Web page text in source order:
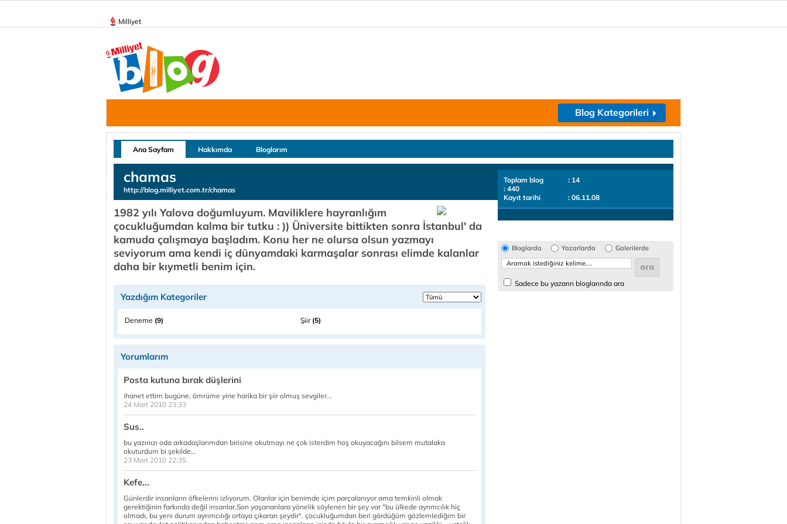
Milliyet
Blog Kategorileri
Ana Sayfam Hakkımda Bloglarım
chamas
http://blog.milliyet.com.tr/chamas
1982 yılı Yalova doğumluyum. Maviliklere hayranlığım
çocukluğumdan kalma bir tutku : )) Üniversite bittikten sonra İstanbul' da
kamuda çalışmaya başladım. Konu her ne olursa olsun yazmayı
seviyorum ama kendi iç dünyamdaki karmaşalar sonrası elimde kalanlar
daha bir kıymetli benim için.
Yazdığım Kategoriler
Deneme (9) Şiir(5)
Yorumlarım
Posta kutuna bırak düşlerini
ihanet ettim bugüne, ömrüme yine harika bir şiir olmuş sevgiler...
24 Mart 2010 23:33
Sus..
bu yazınızı oda arkadaşlarımdan birisine okutmayı ne çok isterdim hoş okuyacağını bilsem mutalaka
okuturdum bi şekilde...
23 Mart 2010 22:35
Kefe...
Günlerdir insanların öfkelerini izliyorum. Olanlar için benimde içim parçalanıyor ama temkinli olmak
gerektiğinin farkında değil insanlar.Son yaşananlara yönelik söylenen bir şey var "bu ülkede ayrımcılık hiç
olmadı, bu yeni durum ayrımcılığı ortaya çıkaran şeydir". çocukluğumdan beri gördüğüm gözlemlediğim bir
Toplam blog
: 14
: 440
Kayıt tarihi
: 06.11.08
Bloglarda Yazarlarda Galerilerde
Sadece bu yazarın bloglarında ara